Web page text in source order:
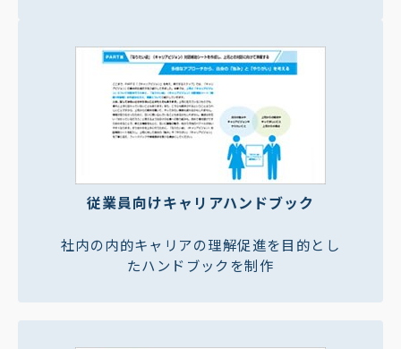
従業員向けキャリアハンドブック
社内の内的キャリアの理解促進を目的とし
たハンドブックを制作